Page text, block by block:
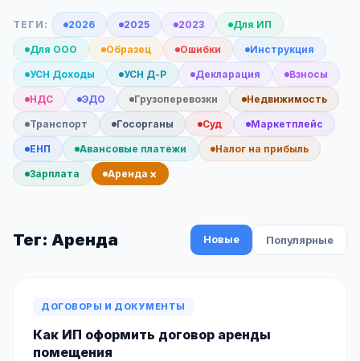
ТЕГИ: 2026 2025 2023 Для ИП
Для ООО Образец Ошибки Инструкция
УСН Доходы УСН Д-Р Декларация Взносы
НДС ЭДО Грузоперевозки Недвижимость
Транспорт Госорганы Суд Маркетплейс
ЕНП Авансовые платежи Налог на прибыль
Зарплата Аренда ×
Тег: Аренда Новые Популярные
ДОГОВОРЫ И ДОКУМЕНТЫ
Как ИП оформить договор аренды
помещения